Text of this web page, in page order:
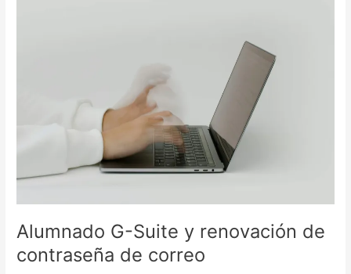
Alumnado G-Suite y renovación de
contraseña de correo